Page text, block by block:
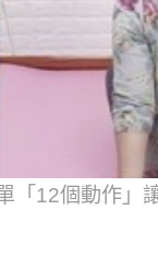
「12個動作」